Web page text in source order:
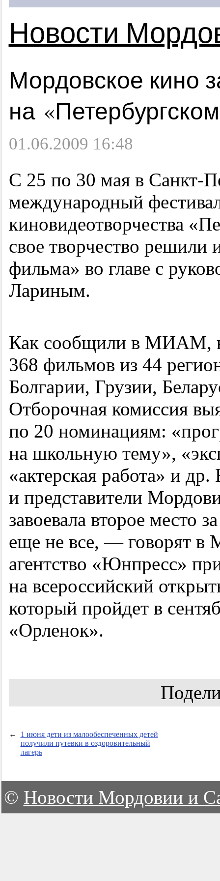
Новости
Мордовское кино
на
01.06.2009 16:48
С 25 по 30 мая в Санкт-
международный
киновидеотворчества
свое творчество
фильма» во главе с
Лариным.
Как сообщили в МИАМ,
368 фильмов из 44
Болгарии, Грузии,
Отборочная комиссия
по 20 номинациям:
на школьную тему»,
«актерская работа» и др.
и представители
завоевала второе место
еще не все, — говорят
агентство «Юнпресс»
на всероссийский
который пройдет в
«Орленок».
←
1 июня дети из малообеспеченных детей
получили путевки в оздоровительный
лагерь
© Новости Мордовии и